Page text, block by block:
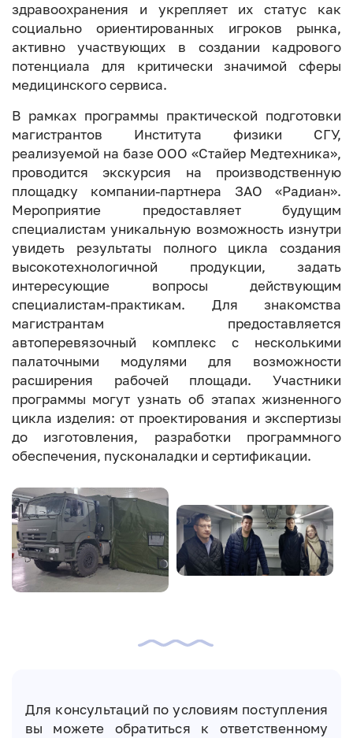
здравоохранения и укрепляет их статус как
социально ориентированных игроков рынка,
активно участвующих в создании кадрового
потенциала для критически значимой сферы
медицинского сервиса.
В рамках программы практической подготовки
магистрантов Института физики СГУ,
реализуемой на базе ООО «Стайер Медтехника»,
проводится экскурсия на производственную
площадку компании-партнера ЗАО «Радиан».
Мероприятие предоставляет будущим
специалистам уникальную возможность изнутри
увидеть результаты полного цикла создания
высокотехнологичной продукции, задать
интересующие вопросы действующим
специалистам-практикам. Для знакомства
магистрантам предоставляется
автоперевязочный комплекс с несколькими
палаточными модулями для возможности
расширения рабочей площади. Участники
программы могут узнать об этапах жизненного
цикла изделия: от проектирования и экспертизы
до изготовления, разработки программного
обеспечения, пусконаладки и сертификации.
Image
Image
Для консультаций по условиям поступления
вы можете обратиться к ответственному